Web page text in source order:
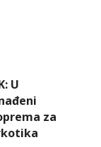
U
za